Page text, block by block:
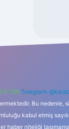
0 726 Telegram:
Bu
kabul etmiş
haber niteliği